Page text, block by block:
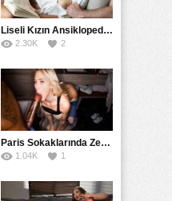
Gizli, Mobil,Oral Seks,
Yetişkin,Zorla
Liseli Kızın Ansiklopedisini Kitap Gibi Tane Tane Okudu
2.30K 2
Paris Sokaklarında Zenci Yarağını Gırtlağına Kadar İndirdi
1.04K 1